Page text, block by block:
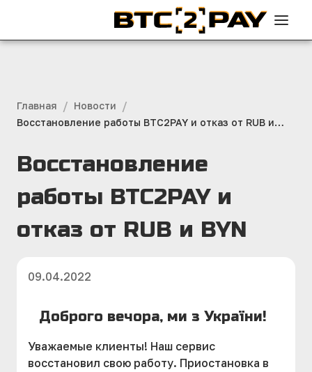
Главная / Новости /
Восстановление работы BTC2PAY и отказ от RUB и
Восстановление
работы BTC2PAY и
отказ от RUB и BYN
09.04.2022
Доброго вечора, ми з України!
Уважаемые клиенты! Наш сервис
восстановил свою работу. Приостановка в